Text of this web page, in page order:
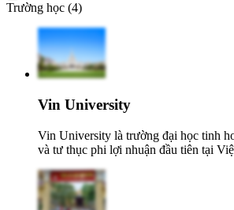
Trường học (4)
Vin University
Vin University là trường đại học tinh
và tư thục phi lợi nhuận đầu tiên tại